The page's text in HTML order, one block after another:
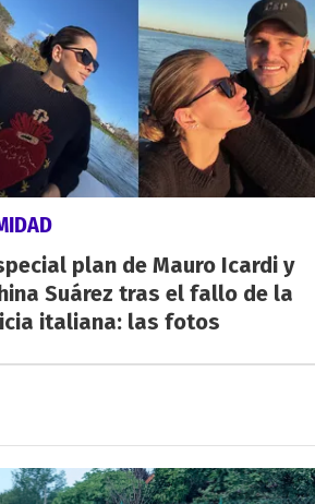
plan de Mauro Icardi y
Suárez tras el fallo de la
italiana: las fotos